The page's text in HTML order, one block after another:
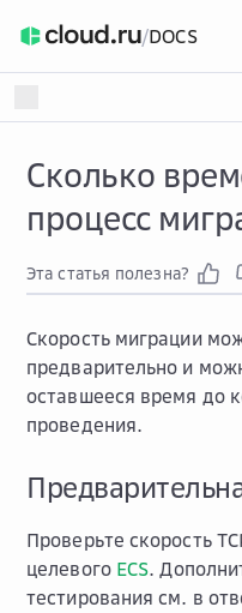
/DOCS
Сколько
процесс
Эта статья полезна?
Скорость миграции
предварительно и
оставшееся время до
проведения.
Проверьте скорость
целевого ECS.
тестирования см. в